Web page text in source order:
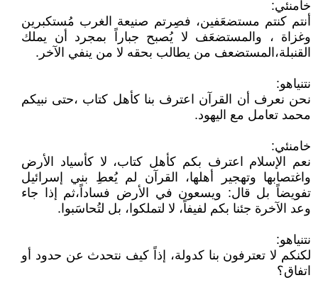
خامنئي:
أنتم كنتم مستضعَفين، فصِرتم صنيعة الغرب مُستكبرين
وغزاة ، والمستضعَف لا يُصبح جباراً بمجرد أن يملك
القنبلة،المستضعف من يطالب بحقه لا من ينفي الآخر.
نتنياهو:
نحن نعرف أن القرآن اعترف بنا كأهل كتاب ،حتى نبيكم
محمد تعامل مع اليهود.
خامنئي:
نعم الإسلام اعترف بكم كأهل كتاب، لا كأسياد الأرض
واغتصابها وتهجير أهلها، القرآن لم يُعطِ بني إسرائيل
تفويضاً بل قال: ويسعون في الأرض فساداً،ثم إذا جاء
وعد الآخرة جئنا بكم لفيفاً، لا لتملكوا، بل لتُحاسَبوا.
نتنياهو:
لكنكم لا تعترفون بنا كدولة، إذاً كيف نتحدث عن حدود أو
اتفاق؟